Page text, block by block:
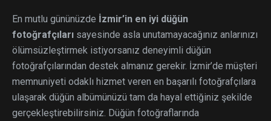
En mutlu gününüzde İzmir’in en iyi düğün
fotoğrafçıları sayesinde asla unutamayacağınız anlarınızı
ölümsüzleştirmek istiyorsanız deneyimli düğün
fotoğrafçılarından destek almanız gerekir. İzmir’de müşteri
memnuniyeti odaklı hizmet veren en başarılı fotoğrafçılara
ulaşarak düğün albümünüzü tam da hayal ettiğiniz şekilde
gerçekleştirebilirsiniz. Düğün fotoğraflarında